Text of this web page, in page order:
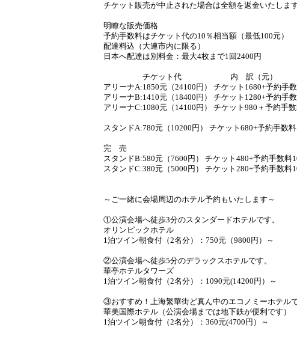
チケット販売が中止された場合は全額を返金いたします
明瞭な販売価格
予約手数料はチケット代の10％相当額（最低100元）
配達料込（大連市内に限る）
日本へ配達は別料金：最大4枚まで1回2400円
チケット代 内 訳（元）
アリーナA:1850元（24100円） チケット1680+予約手
アリーナB:1410元（18400円） チケット1280+予約手
アリーナC:1080元（14100円） チケット980＋予約手
スタンドA:780元（10200円） チケット680+予約手数
完 売
スタンドB:580元（7600円） チケット480+予約手数料
スタンドC:380元（5000円） チケット280+予約手数料
～ご一緒に会場周辺のホテル予約もいたします～
①公演会場へ徒歩3分のスタンダードホテルです。
オリンピックホテル
1泊ツイン朝食付（2名分）：750元（9800円）～
②公演会場へ徒歩5分のデラックスホテルです。
華亭ホテルタワーズ
1泊ツイン朝食付（2名分）：1090元(14200円）～
③おすすめ！上海繁華街ど真ん中のエコノミーホテルで
華美国際ホテル（公演会場までは地下鉄が便利です）
1泊ツイン朝食付（2名分）：360元(4700円）～